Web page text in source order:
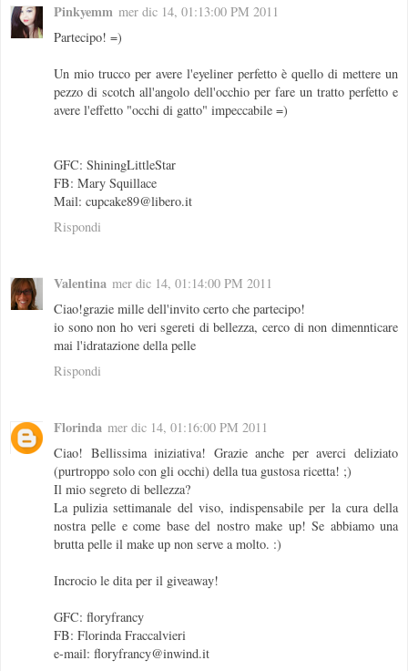
Pinkyemm mer dic 14, 01:13:00 PM 2011
Partecipo! =)
Un mio trucco per avere l'eyeliner perfetto è quello di mettere un
pezzo di scotch all'angolo dell'occhio per fare un tratto perfetto e
avere l'effetto "occhi di gatto" impeccabile =)
GFC: ShiningLittleStar
FB: Mary Squillace
Mail: cupcake89@libero.it
Rispondi
Valentina mer dic 14, 01:14:00 PM 2011
Ciao!grazie mille dell'invito certo che partecipo!
io sono non ho veri sgereti di bellezza, cerco di non dimennticare
mai l'idratazione della pelle
Rispondi
Florinda mer dic 14, 01:16:00 PM 2011
Ciao! Bellissima iniziativa! Grazie anche per averci deliziato
(purtroppo solo con gli occhi) della tua gustosa ricetta! ;)
Il mio segreto di bellezza?
La pulizia settimanale del viso, indispensabile per la cura della
nostra pelle e come base del nostro make up! Se abbiamo una
brutta pelle il make up non serve a molto. :)
Incrocio le dita per il giveaway!
GFC: floryfrancy
FB: Florinda Fraccalvieri
e-mail: floryfrancy@inwind.it